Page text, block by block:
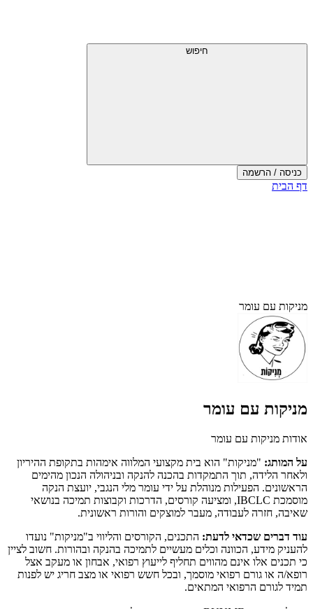
חיפוש
כניסה / הרשמה
דף הבית
מניקות עם עומר
מניקות עם עומר
אודות מניקות עם עומר
על המותג: "מניקות" הוא בית מקצועי המלווה אימהות בתקופת ההיריון
ולאחר הלידה, תוך התמקדות בהכנה להנקה ובניהולה הנכון מהימים
הראשונים. הפעילות מנוהלת על ידי עומר מלי הנגבי, יועצת הנקה
מוסמכת IBCLC, ומציעה קורסים, הדרכות וקבוצות תמיכה בנושאי
שאיבה, חזרה לעבודה, מעבר למוצקים והורות ראשונית.
עוד דברים שכדאי לדעת: התכנים, הקורסים והליווי ב"מניקות" נועדו
להעניק מידע, הכוונה וכלים מעשיים לתמיכה בהנקה ובהורות. חשוב לציין
כי תכנים אלו אינם מהווים תחליף לייעוץ רפואי, אבחון או מעקב אצל
רופא/ה או גורם רפואי מוסמך, ובכל חשש רפואי או מצב חריג יש לפנות
תמיד לגורם הרפואי המתאים.